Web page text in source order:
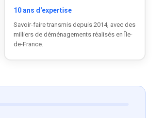
10 ans d'expertise
Savoir-faire transmis depuis 2014, avec des
milliers de déménagements réalisés en Île-
de-France.